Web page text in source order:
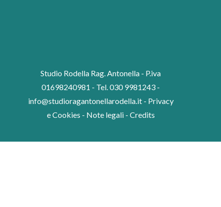
Studio Rodella Rag. Antonella - P.iva
01698240981 - Tel. 030 9981243 -
info@studioragantonellarodella.it- Privacy
e Cookies - Note legali- Credits